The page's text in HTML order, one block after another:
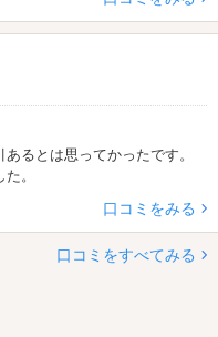
るとは思ってかったです。
。
口コミをみる
口コミをすべてみる